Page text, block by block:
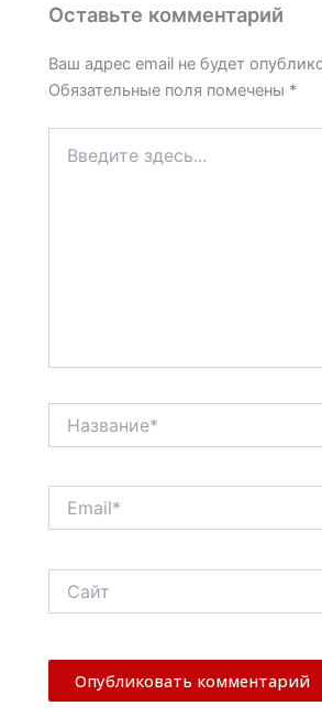
Оставьте комментарий
Ваш адрес email не будет
Обязательные поля помечены *
здесь...